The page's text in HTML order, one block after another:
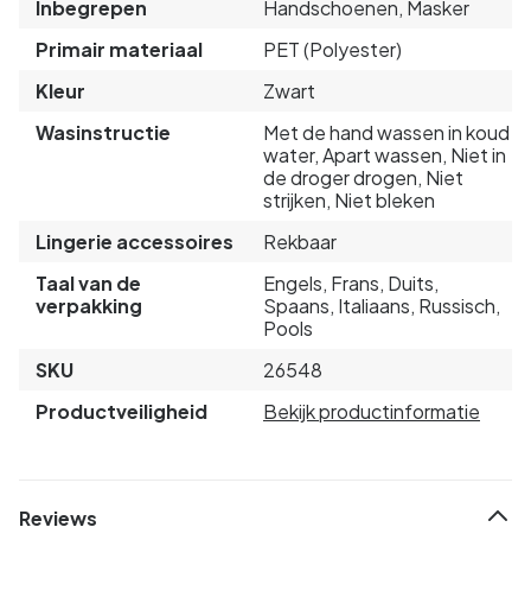
Inbegrepen
Handschoenen, Masker
Primair materiaal
PET (Polyester)
Kleur
Zwart
Wasinstructie
Met de hand wassen in koud
water, Apart wassen, Niet in
de droger drogen, Niet
strijken, Niet bleken
Lingerie accessoires
Rekbaar
Taal van de
verpakking
Engels, Frans, Duits,
Spaans, Italiaans, Russisch,
Pools
SKU
26548
Productveiligheid
Bekijk productinformatie
Reviews